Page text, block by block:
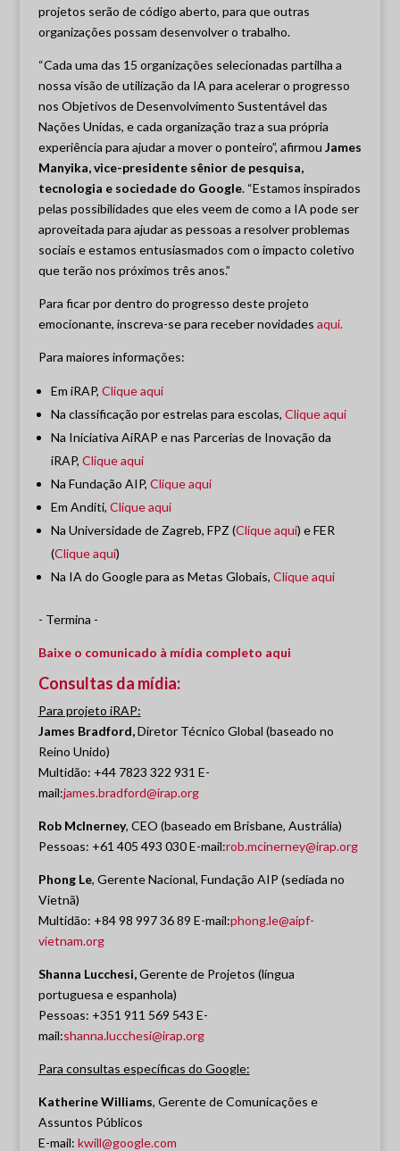
projetos serão de código aberto, para que outras
organizações possam desenvolver o trabalho.
“Cada uma das 15 organizações selecionadas partilha a
nossa visão de utilização da IA para acelerar o progresso
nos Objetivos de Desenvolvimento Sustentável das
Nações Unidas, e cada organização traz a sua própria
experiência para ajudar a mover o ponteiro”, afirmou James
Manyika, vice-presidente sênior de pesquisa,
tecnologia e sociedade do Google. “Estamos inspirados
pelas possibilidades que eles veem de como a IA pode ser
aproveitada para ajudar as pessoas a resolver problemas
sociais e estamos entusiasmados com o impacto coletivo
que terão nos próximos três anos.”
Para ficar por dentro do progresso deste projeto
emocionante, inscreva-se para receber novidades aqui.
Para maiores informações:
Em iRAP, Clique aqui
Na classificação por estrelas para escolas, Clique aqui
Na Iniciativa AiRAP e nas Parcerias de Inovação da
iRAP, Clique aqui
Na Fundação AIP, Clique aqui
Em Anditi, Clique aqui
Na Universidade de Zagreb, FPZ (Clique aqui) e FER
(Clique aqui)
Na IA do Google para as Metas Globais, Clique aqui
- Termina -
Baixe o comunicado à mídia completo aqui
Consultas da mídia:
Para projeto iRAP:
James Bradford,Diretor Técnico Global (baseado no
Reino Unido)
Multidão: +44 7823 322 931 E-
mail:james.bradford@irap.org
Rob McInerney, CEO (baseado em Brisbane, Austrália)
Pessoas: +61 405 493 030 E-mail:rob.mcinerney@irap.org
Phong Le, Gerente Nacional, Fundação AIP (sediada no
Vietnã)
Multidão: +84 98 997 36 89 E-mail:phong.le@aipf-
vietnam.org
Shanna Lucchesi,Gerente de Projetos (língua
portuguesa e espanhola)
Pessoas: +351 911 569 543 E-
mail:shanna.lucchesi@irap.org
Para consultas específicas do Google:
Katherine Williams, Gerente de Comunicações e
Assuntos Públicos
E-mail: kwill@google.com